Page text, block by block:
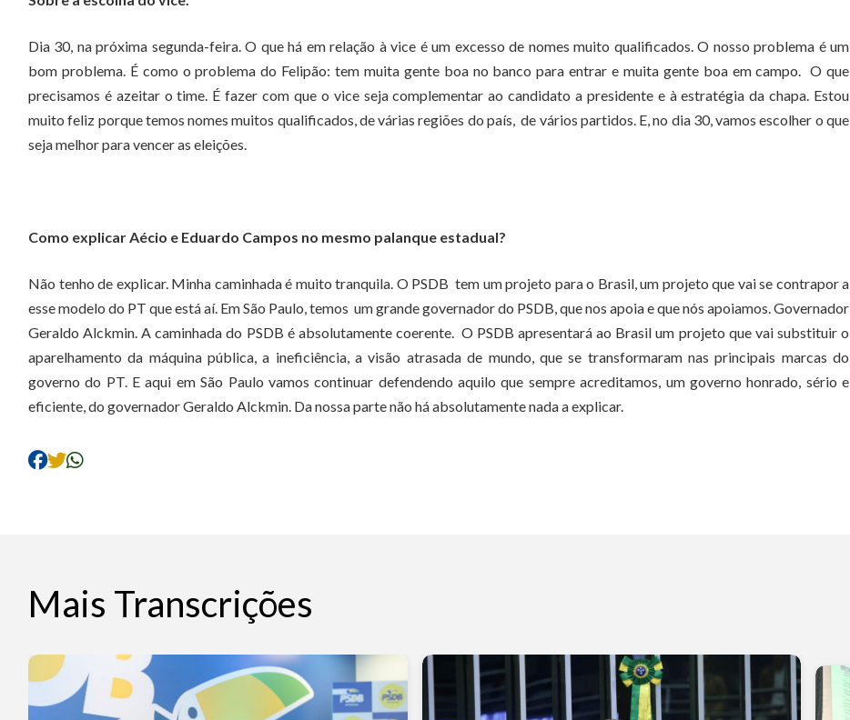
Dia 30, na próxima segunda-feira. O que há em relação à vice é um excesso de nomes muito qualificados. O nosso problema é um
bom problema. É como o problema do Felipão: tem muita gente boa no banco para entrar e muita gente boa em campo. O que
precisamos é azeitar o time. É fazer com que o vice seja complementar ao candidato a presidente e à estratégia da chapa. Estou
muito feliz porque temos nomes muitos qualificados, de várias regiões do país, de vários partidos. E, no dia 30, vamos escolher o que
seja melhor para vencer as eleições.
Como explicar Aécio e Eduardo Campos no mesmo palanque estadual?
Não tenho de explicar. Minha caminhada é muito tranquila. O PSDB tem um projeto para o Brasil, um projeto que vai se contrapor a
esse modelo do PT que está aí. Em São Paulo, temos um grande governador do PSDB, que nos apoia e que nós apoiamos. Governador
Geraldo Alckmin. A caminhada do PSDB é absolutamente coerente. O PSDB apresentará ao Brasil um projeto que vai substituir o
aparelhamento da máquina pública, a ineficiência, a visão atrasada de mundo, que se transformaram nas principais marcas do
governo do PT. E aqui em São Paulo vamos continuar defendendo aquilo que sempre acreditamos, um governo honrado, sério e
eficiente, do governador Geraldo Alckmin. Da nossa parte não há absolutamente nada a explicar.
Mais Transcrições